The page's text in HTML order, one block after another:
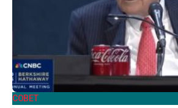
СОВЕТ